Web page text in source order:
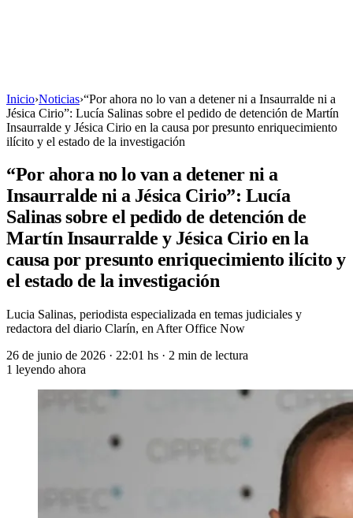
Inicio›Noticias›“Por ahora no lo van a detener ni a Insaurralde ni a
Jésica Cirio”: Lucía Salinas sobre el pedido de detención de Martín
Insaurralde y Jésica Cirio en la causa por presunto enriquecimiento
ilícito y el estado de la investigación
“Por ahora no lo van a detener ni a
Insaurralde ni a Jésica Cirio”: Lucía
Salinas sobre el pedido de detención de
Martín Insaurralde y Jésica Cirio en la
causa por presunto enriquecimiento ilícito y
el estado de la investigación
Lucia Salinas, periodista especializada en temas judiciales y
redactora del diario Clarín, en After Office Now
26 de junio de 2026 · 22:01 hs · 2 min de lectura
1 leyendo ahora